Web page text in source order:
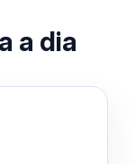
a dia